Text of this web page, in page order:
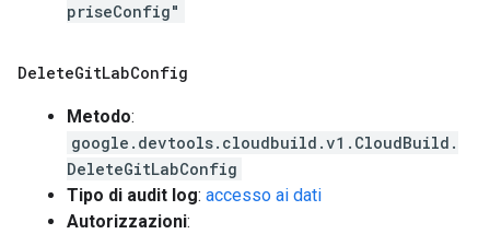
priseConfig"
DeleteGitLabConfig
Metodo:
google.devtools.cloudbuild.v1.CloudBuild.
DeleteGitLabConfig
Tipo di audit log: accesso ai dati
Autorizzazioni: